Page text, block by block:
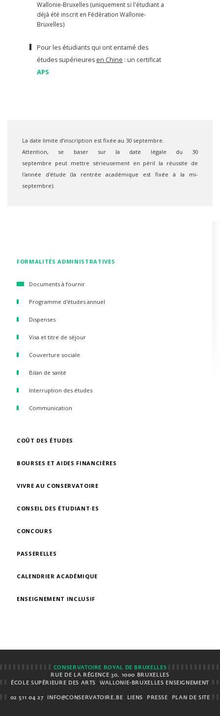
FORMALITÉS ADMINISTRATIVES
Documents à fournir
Programme d'études annuel
Dispenses
Visa et titre de séjour
Couverture sociale
Bilan de santé
Interruption des études
Communication
COÛT DES ÉTUDES
BOURSES ET AIDES FINANCIÈRES
VIVRE AU CONSERVATOIRE
CONSEIL DES ÉTUDIANT·ES
CONCOURS
PASSERELLES
CALENDRIER ACADÉMIQUE
ENSEIGNEMENT INCLUSIF
Wallonie-Bruxelles (uniquement si l'étudiant a
déjà été inscrit en Fédération Wallonie-
Bruxelles)
Pour les étudiants qui ont entamé des
études supérieures en Chine : un certificat
APS
La date limite d’inscription est fixée au 30 septembre.
Attention, se baser sur la date légale du 30
septembre peut mettre sérieusement en péril la réussite de
l'année d'étude (la rentrée académique est fixée à la mi-
septembre).
CONSERVATOIRE ROYAL DE BRUXELLES
RUE DE LA RÉGENCE 30, 1000 BRUXELLES
ÉCOLE SUPÉRIEURE DES ARTS
WALLONIE-BRUXELLES ENSEIGNEMENT
02 511 04 27 INFO@CONSERVATOIRE.BE LIENS PRESSE PLAN DE SITE